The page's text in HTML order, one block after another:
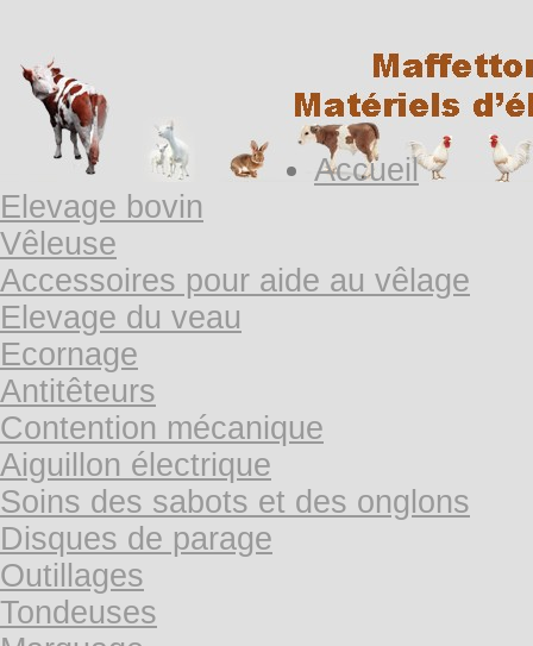
Accueil
Elevage bovin
Vêleuse
Accessoires pour aide au vêlage
Elevage du veau
Ecornage
Antitêteurs
Contention mécanique
Aiguillon électrique
Soins des sabots et des onglons
Disques de parage
Outillages
Tondeuses